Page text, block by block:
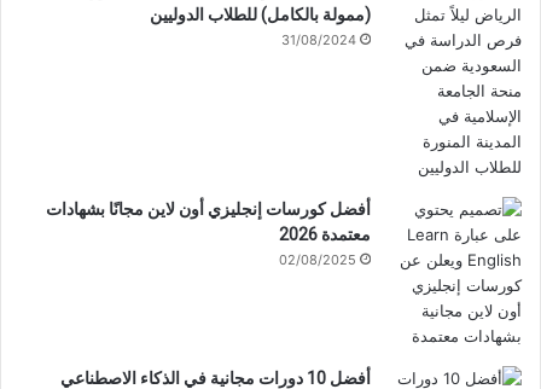
(ممولة بالكامل) للطلاب الدوليين
31/08/2024
أفضل كورسات إنجليزي أون لاين مجانًا بشهادات
معتمدة 2026
02/08/2025
أفضل 10 دورات مجانية في الذكاء الاصطناعي